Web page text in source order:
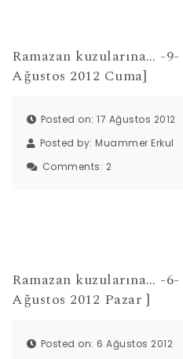
Ramazan kuzularına… -
Ağustos 2012 Cuma]
Posted on: 17 Ağustos 2012
Posted by:Muammer Erkul
Comments: 2
Ramazan kuzularına… -
Ağustos 2012 Pazar ]
Posted on: 6 Ağustos 2012